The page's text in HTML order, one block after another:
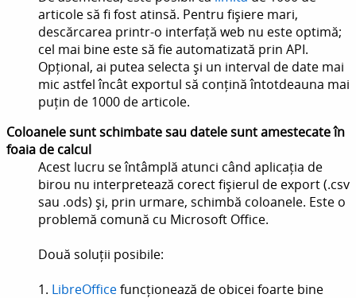
articole să fi fost atinsă. Pentru fișiere mari,
descărcarea printr-o interfață web nu este optimă;
cel mai bine este să fie automatizată prin API.
Opțional, ai putea selecta și un interval de date mai
mic astfel încât exportul să conțină întotdeauna mai
puțin de 1000 de articole.
Coloanele sunt schimbate sau datele sunt amestecate în
foaia de calcul
Acest lucru se întâmplă atunci când aplicația de
birou nu interpretează corect fișierul de export (.csv
sau .ods) și, prin urmare, schimbă coloanele. Este o
problemă comună cu Microsoft Office.
Două soluții posibile:
1. LibreOfficefuncționează de obicei foarte bine